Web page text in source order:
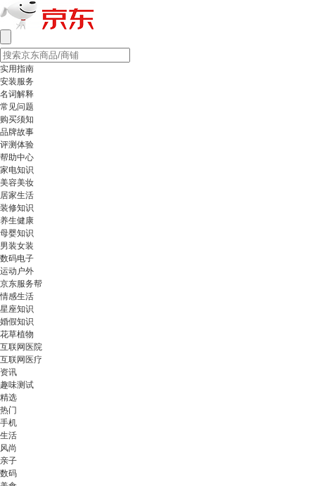
实用指南
安装服务
名词解释
常见问题
购买须知
品牌故事
评测体验
帮助中心
家电知识
美容美妆
居家生活
装修知识
养生健康
母婴知识
男装女装
数码电子
运动户外
京东服务帮
情感生活
星座知识
婚假知识
花草植物
互联网医院
互联网医疗
资讯
趣味测试
精选
热门
手机
生活
风尚
亲子
数码